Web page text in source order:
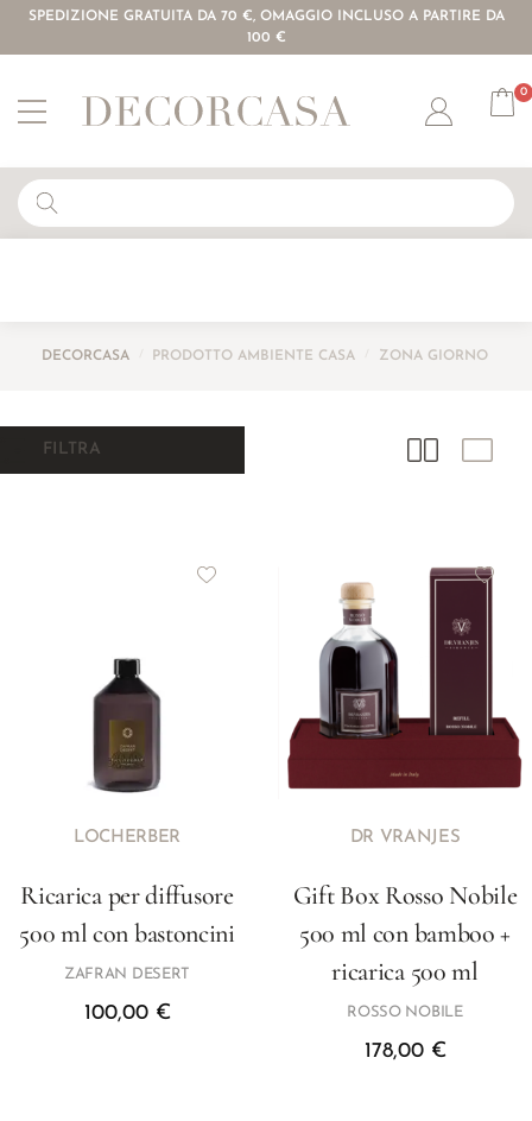
SPEDIZIONE GRATUITA DA 70 €, OMAGGIO INCLUSO A PARTIRE DA
100 €
Account
0
DECORCASA PRODOTTO AMBIENTE CASA ZONA GIORNO
FILTRA
LOCHERBER
Ricarica per diffusore
500 ml con bastoncini
ZAFRAN DESERT
100,00 €
DR VRANJES
Gift Box Rosso Nobile
500 ml con bamboo +
ricarica 500 ml
ROSSO NOBILE
178,00 €